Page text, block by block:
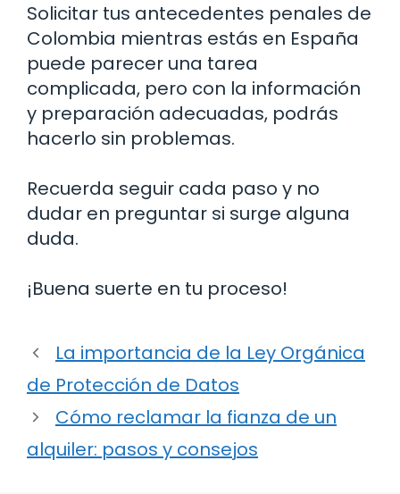
Solicitar tus antecedentes penales de
Colombia mientras estás en España
puede parecer una tarea
complicada, pero con la información
y preparación adecuadas, podrás
hacerlo sin problemas.
Recuerda seguir cada paso y no
dudar en preguntar si surge alguna
duda.
¡Buena suerte en tu proceso!
La importancia de la Ley Orgánica
de Protección de Datos
Cómo reclamar la fianza de un
alquiler: pasos y consejos